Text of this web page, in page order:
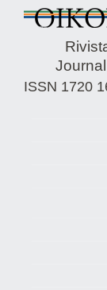
ISSN 1720